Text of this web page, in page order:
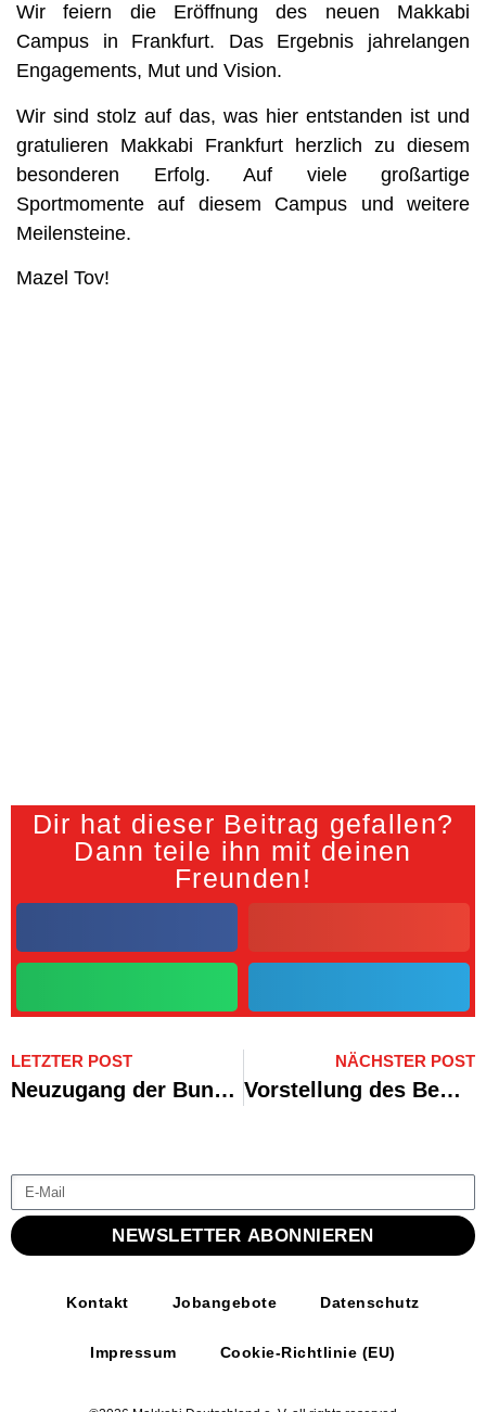
Wir feiern die Eröffnung des neuen Makkabi
Campus in Frankfurt. Das Ergebnis jahrelangen
Engagements, Mut und Vision.
Wir sind stolz auf das, was hier entstanden ist und
gratulieren Makkabi Frankfurt herzlich zu diesem
besonderen Erfolg. Auf viele großartige
Sportmomente auf diesem Campus und weitere
Meilensteine.
Mazel Tov!
Dir hat dieser Beitrag gefallen?
Dann teile ihn mit deinen
Freunden!
LETZTER POST
Neuzugang der Bundestags-Makkabäer: Bundesministerin Dorothee Bär
NÄCHSTER POST
Vorstellung des Bewerbungskonzepts für die Olympischen Spiele in Berlin
NEWSLETTER ABONNIEREN
Kontakt Jobangebote Datenschutz
Impressum Cookie-Richtlinie (EU)